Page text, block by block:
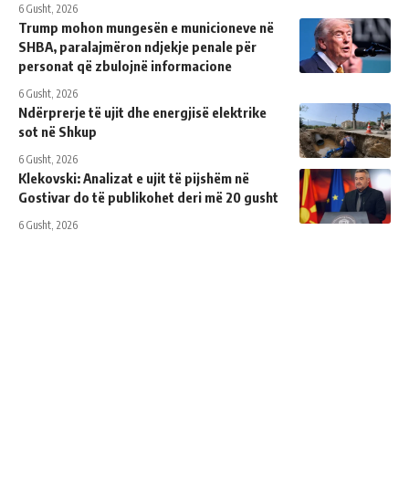
6 Gusht, 2026
Trump mohon mungesën e municioneve në
SHBA, paralajmëron ndjekje penale për
personat që zbulojnë informacione
6 Gusht, 2026
Ndërprerje të ujit dhe energjisë elektrike
sot në Shkup
6 Gusht, 2026
Klekovski: Analizat e ujit të pijshëm në
Gostivar do të publikohet deri më 20 gusht
6 Gusht, 2026